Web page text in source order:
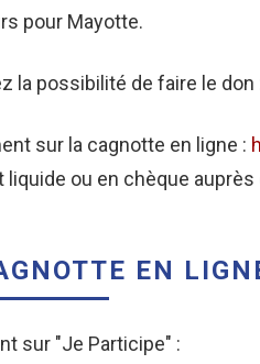
pour Mayotte.
la possibilité de faire le don
sur la cagnotte en ligne :
liquide ou en chèque
EN
sur "Je Participe" :